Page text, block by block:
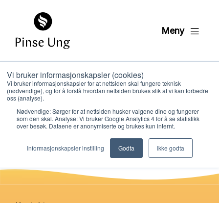
Vi bruker informasjonskapsler (cookies)
Vi bruker informasjonskapsler for at nettsiden skal fungere teknisk
(nødvendige), og for å forstå hvordan nettsiden brukes slik at vi kan forbedre
oss (analyse).
Nødvendige: Sørger for at nettsiden husker valgene dine og fungerer
som den skal. Analyse: Vi bruker Google Analytics 4 for å se statistikk
over besøk. Dataene er anonymiserte og brukes kun internt.
Informasjonskapsler instilling Godta Ikke godta
Meny
Varme hender
PER KRISTIAN LØVE
PUBLISERT19. APRIL 2021
Hva vi gjør